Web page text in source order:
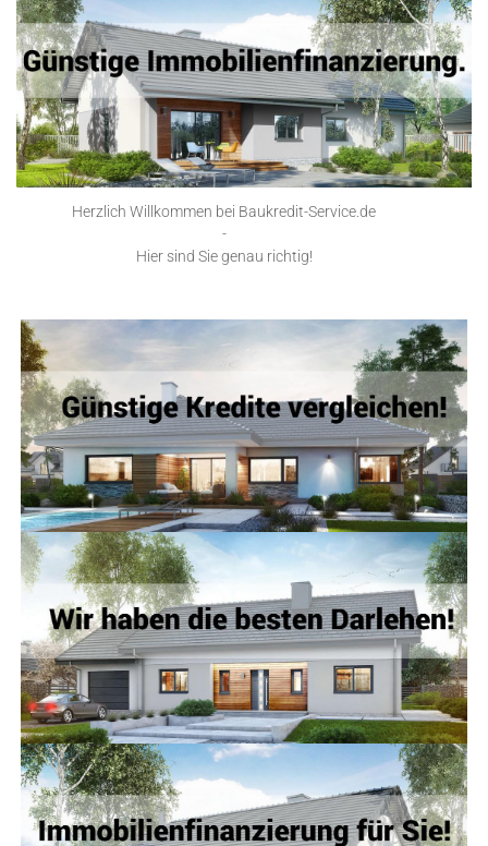
Herzlich Willkommen bei Baukredit-Service.de
-
Hier sind Sie genau richtig!